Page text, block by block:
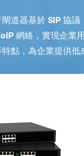
道器基於 SIP 協
網絡，實現企業
點，為企業提供低